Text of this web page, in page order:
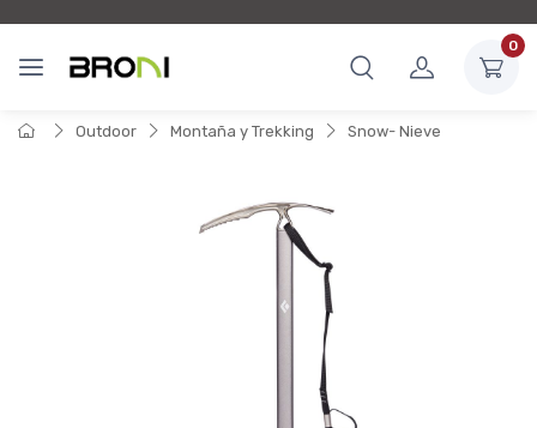
0
Outdoor Montaña y Trekking Snow- Nieve